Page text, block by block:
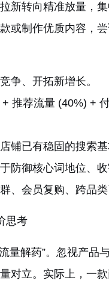
新转向精准放量，
或制作优质内容，
争、开拓新增长。
推荐流量 (40%) +
铺已有稳固的搜索
防御核心词地位、
、会员复购、跨品
思考
量解药”。忽视产
对立。实际上，一